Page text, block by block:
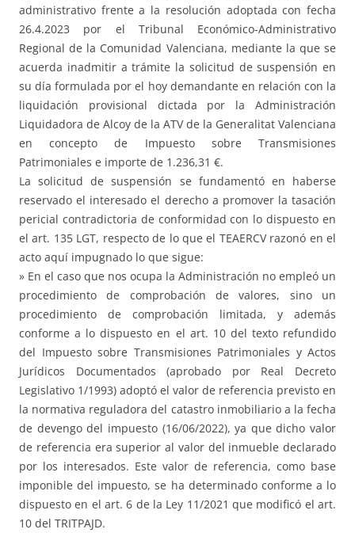
administrativo frente a la resolución adoptada con fecha
26.4.2023 por el Tribunal Económico-Administrativo
Regional de la Comunidad Valenciana, mediante la que se
acuerda inadmitir a trámite la solicitud de suspensión en
su día formulada por el hoy demandante en relación con la
liquidación provisional dictada por la Administración
Liquidadora de Alcoy de la ATV de la Generalitat Valenciana
en concepto de Impuesto sobre Transmisiones
Patrimoniales e importe de 1.236,31 €.
La solicitud de suspensión se fundamentó en haberse
reservado el interesado el derecho a promover la tasación
pericial contradictoria de conformidad con lo dispuesto en
el art. 135 LGT, respecto de lo que el TEAERCV razonó en el
acto aquí impugnado lo que sigue:
» En el caso que nos ocupa la Administración no empleó un
procedimiento de comprobación de valores, sino un
procedimiento de comprobación limitada, y además
conforme a lo dispuesto en el art. 10 del texto refundido
del Impuesto sobre Transmisiones Patrimoniales y Actos
Jurídicos Documentados (aprobado por Real Decreto
Legislativo 1/1993) adoptó el valor de referencia previsto en
la normativa reguladora del catastro inmobiliario a la fecha
de devengo del impuesto (16/06/2022), ya que dicho valor
de referencia era superior al valor del inmueble declarado
por los interesados. Este valor de referencia, como base
imponible del impuesto, se ha determinado conforme a lo
dispuesto en el art. 6 de la Ley 11/2021 que modificó el art.
10 del TRITPAJD.